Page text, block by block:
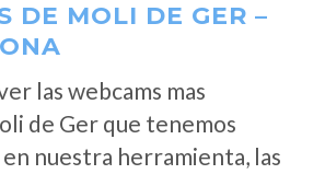
DE MOLI DE GER –
las webcams mas
de Ger que tenemos
en nuestra herramienta, las